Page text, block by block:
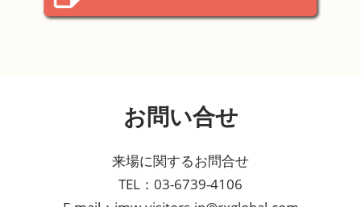
お問い合せ
来場に関するお問合せ
TEL：03-6739-4106